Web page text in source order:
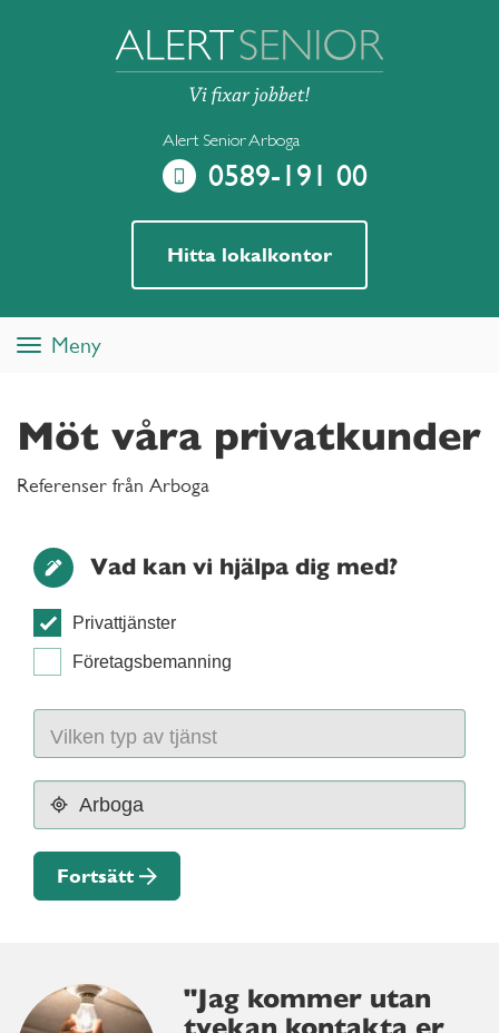
Alert Senior Arboga
0589-191 00
Hitta lokalkontor
ToggleMeny
Möt våra privatkunder
Referenser från Arboga
Vad kan vi hjälpa dig med?
Privattjänster
Företagsbemanning
Fortsätt
"Jag kommer utan